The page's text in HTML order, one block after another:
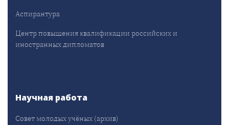
Аспирантура
Центр повышения квалификации российских и
иностранных дипломатов
Научная работа
Совет молодых учёных (архив)